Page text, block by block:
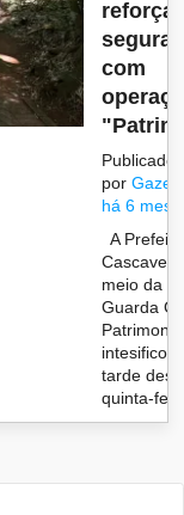
reforça
com
Publicado
por
há 6
A
Cascavel,
meio da
Guarda
intesificou
tarde
quinta-